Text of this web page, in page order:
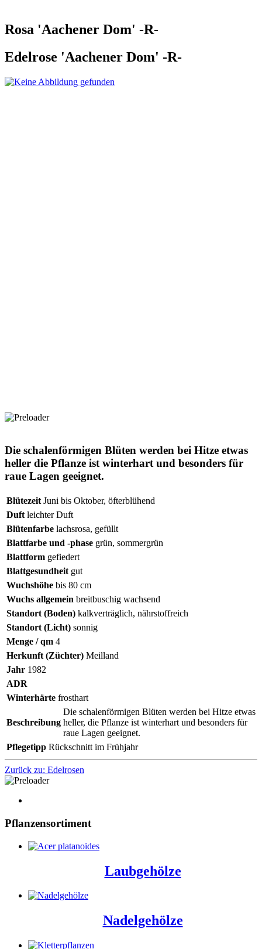
Rosa 'Aachener Dom' -R-
Edelrose 'Aachener Dom' -R-
Die schalenförmigen Blüten werden bei Hitze etwas
heller die Pflanze ist winterhart und besonders für
raue Lagen geeignet.
Blütezeit Juni bis Oktober, öfterblühend
Duft leichter Duft
Blütenfarbe lachsrosa, gefüllt
Blattfarbe und -phase grün, sommergrün
Blattform gefiedert
Blattgesundheit gut
Wuchshöhe bis 80 cm
Wuchs allgemein breitbuschig wachsend
Standort (Boden) kalkverträglich, nährstoffreich
Standort (Licht) sonnig
Menge / qm 4
Herkunft (Züchter) Meilland
Jahr 1982
ADR
Winterhärte frosthart
Beschreibung
Die schalenförmigen Blüten werden bei Hitze etwas
heller, die Pflanze ist winterhart und besonders für
raue Lagen geeignet.
Pflegetipp Rückschnitt im Frühjahr
Zurück zu: Edelrosen
Pflanzensortiment
Laubgehölze
Nadelgehölze